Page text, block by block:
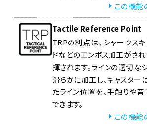
この機能
Tactile Reference Point
TRPの利点は、シャークス
ドなどのエンボス加工がさ
揮されます。ラインの適切な
滑らかに加工し、キャスター
たライン位置を、手触りや
できます。
この機能